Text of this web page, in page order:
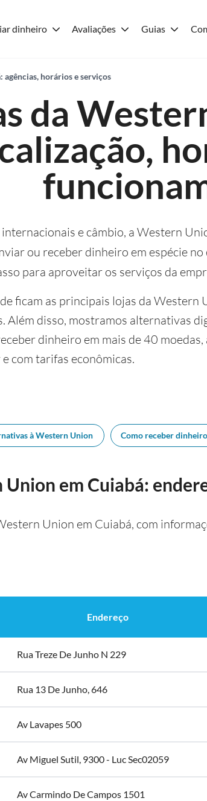
dinheiro Avaliações Guias
horários e serviços
da
e câmbio, a Western
ou receber dinheiro em espécie
para aproveitar os serviços da
ficam as principais lojas da Western
Além disso, mostramos alternativas
dinheiro em mais de 40
com tarifas econômicas.
à Western Union Como receber
em Cuiabá:
Union em Cuiabá, com
Endereço
Rua Treze De Junho N 229
Rua 13 De Junho, 646
Av Lavapes 500
Av Miguel Sutil, 9300 - Luc Sec02059
Av Carmindo De Campos 1501